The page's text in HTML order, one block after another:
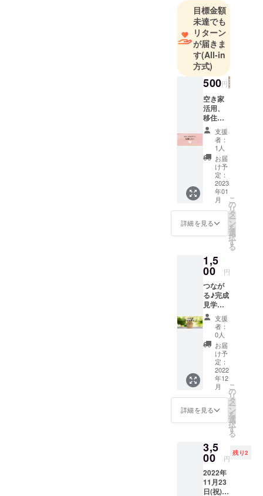
たいと立ち
上がりまし
た。
家づくりの
サポートと
共に、移住
を応援する
取り組み
「ときが
わ・ときの
わ」や、森
と共生する
暮らしを体
験ワーク
ショップ
「ときがわ
森の教室」
なども、と
方々と一緒
に行ってい
これらの組
みを通し
て、木の
町・ときが
わ町がもっ
と元気で楽
しい町に
なって、持
続可能な森
持されるこ
とを目指し
て活動して
います。
目標金額
未達でも
リターン
が届きま
す(All-in
方式)
500円
空き家
活用、
移住者
をただ
ただ応
援！ 感
謝の気
持ちと
完成写
真を
メール
にてお
送りし
ます。
支援
者：
1人
お届
け予
定：
2023
年01
月
詳細を見る
こ
の
リ
タ
ー
ン
を
選
択
す
る
1,5
00 円
つなが
る♪完成
見学
会 参
加権 こ
れから
移住を
検討さ
れる
方、既
に移住
された
方、空
き家活
用に関
心があ
DIYが好
きな方
がつな
がる完
成見学
会 DIY
支援
者：
0人
お届
け予
定：
2022
年12
月
詳細を見る
こ
の
リ
タ
ー
ン
を
選
択
す
る
3,5
00 円
残り2
2022年
11月23
日(祝)